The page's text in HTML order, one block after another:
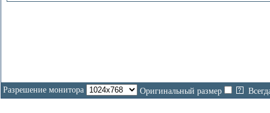
Разрешение монитора Оригинальный размер